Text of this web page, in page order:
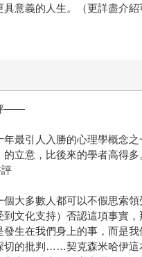
意義的人生。（更詳盡介
——
年最引人入勝的心理學概念
的立意，比後來的學者高得
大多數人都可以不假思索領
文化支持）否認這項事實，
生在我們身上的事，而是
的批判……契克森米哈伊這